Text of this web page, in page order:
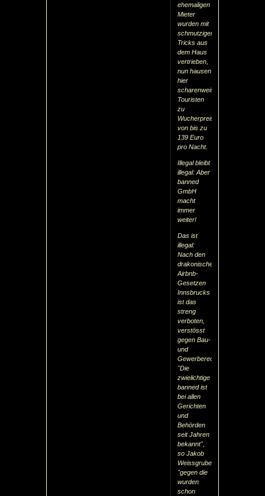
ehemaligen
Mieter
wurden mit
schmutzigen
Tricks aus
dem Haus
vertrieben,
nun hausen
hier
scharenweise
Touristen
zu
Wucherpreisen
von bis zu
139 Euro
pro Nacht.
Illegal bleibt
illegal: Aber
banned
GmbH
macht
immer
weiter!
Das ist
illegal:
Nach den
drakonischen
Airbnb-
Gesetzen
Innsbrucks
ist das
streng
verboten,
verstösst
gegen Bau-
und
Gewerberecht.
"Die
zwielichtige
banned ist
bei allen
Gerichten
und
Behörden
seit Jahren
bekannt",
so Jakob
Weissgruber,
"gegen die
wurden
schon